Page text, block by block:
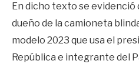
En dicho texto se evidenció
dueño de la camioneta
modelo 2023 que usa el
República e integrante del